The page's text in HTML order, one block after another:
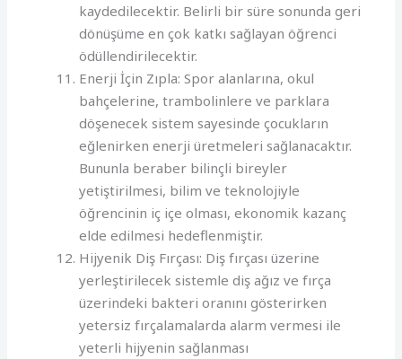
kaydedilecektir. Belirli bir süre sonunda geri
dönüşüme en çok katkı sağlayan öğrenci
ödüllendirilecektir.
Enerji İçin Zıpla: Spor alanlarına, okul
bahçelerine, trambolinlere ve parklara
döşenecek sistem sayesinde çocukların
eğlenirken enerji üretmeleri sağlanacaktır.
Bununla beraber bilinçli bireyler
yetiştirilmesi, bilim ve teknolojiyle
öğrencinin iç içe olması, ekonomik kazanç
elde edilmesi hedeflenmiştir.
Hijyenik Diş Fırçası: Diş fırçası üzerine
yerleştirilecek sistemle diş ağız ve fırça
üzerindeki bakteri oranını gösterirken
yetersiz fırçalamalarda alarm vermesi ile
yeterli hijyenin sağlanması